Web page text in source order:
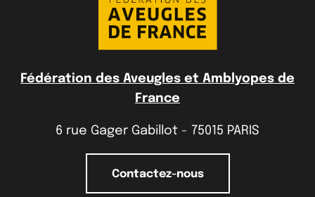
Fédération des Aveugles et Amblyopes de
France
6 rue Gager Gabillot - 75015 PARIS
Contactez-nous